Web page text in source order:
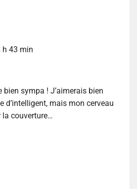
h 43 min
bien sympa ! J’aimerais bien
d’intelligent, mais mon cerveau
la couverture…